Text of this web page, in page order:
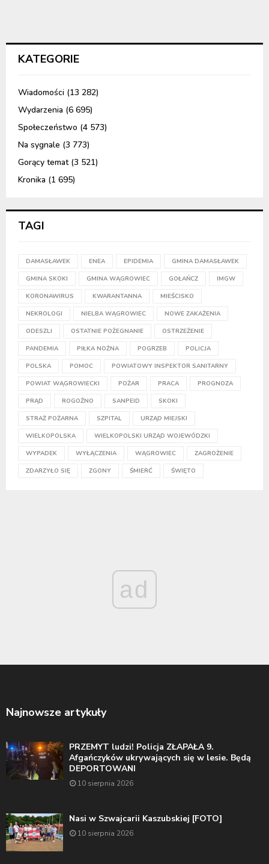
KATEGORIE
Wiadomości (13 282)
Wydarzenia (6 695)
Społeczeństwo (4 573)
Na sygnale (3 773)
Gorący temat(3 521)
Kronika (1 695)
TAGI
DAMASŁAWEK ENEA EPIDEMIA GMINA DAMASŁAWEK
GMINA SKOKI GMINA WĄGROWIEC GOŁAŃCZ IMGW
KORONAWIRUS KWARANTANNA MIEŚCISKO
NEKROLOGI NIELBA WĄGROWIEC NOWE ZAKAŻENIA
ODESZLI OSTATNIE POŻEGNANIE OSTRZEŻENIE
PANDEMIA PIŁKA NOŻNA POGRZEB POLICJA
POLSKA POMOC POWIATOWY INSPEKTOR SANITARNY
POWIAT WĄGROWIECKI POŻAR PRACA PROGNOZA
PRĄD ROGOŹNO SANPEID SKOKI
STRAŻ POŻARNA SZPITAL URZĄD MIEJSKI
WIELKOPOLSKA WIELKOPOLSKI URZĄD WOJEWÓDZKI
WYPADEK WYŁĄCZENIA WĄGROWIEC ZAGROŻENIE
ZDARZYŁO SIĘ ZGONY ŚMIERĆ ŚWIĘTO
ad
Najnowsze artykuły
PRZEMYT ludzi! Policja ZŁAPAŁA 9.
Afgańczyków ukrywających się w lesie. Będą
DEPORTOWANI
10 sierpnia 2026
Nasi w Szwajcarii Kaszubskiej [FOTO]
10 sierpnia 2026